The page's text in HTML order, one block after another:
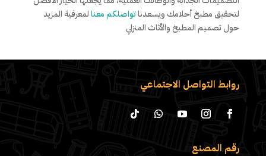
لتحقيق مطبخ أحلامك ويسعدناتواصلكم معنالمعرفية المزيد
حول تصميم المطبخ والأثاث المنزلي
روابط التواصل الاجتماعي
رقم المصنع